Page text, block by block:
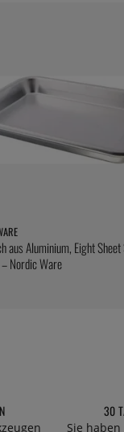
aus Aluminium, Eight Sheet
Nordic Ware
30
Sie